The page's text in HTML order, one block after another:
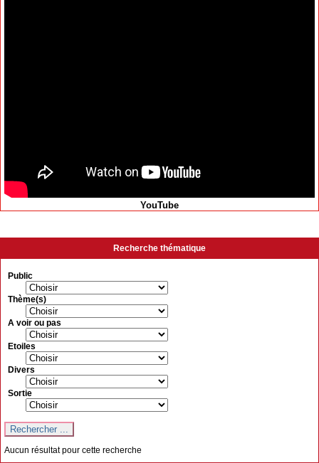
YouTube
Recherche thématique
Public
Thème(s)
A voir ou pas
Etoiles
Divers
Sortie
Aucun résultat pour cette recherche